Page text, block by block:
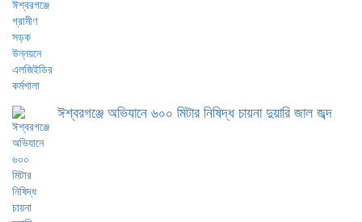
ঈশ্বরগঞ্জে অভিযানে ৬০০ মিটার নিষিদ্ধ চায়না দুয়ারি জাল জব্দ